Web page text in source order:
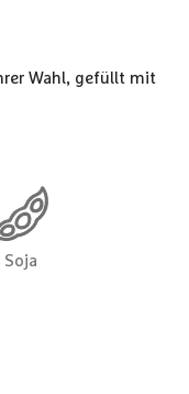
Wahl, gefüllt mit